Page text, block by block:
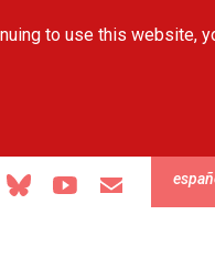
to use this website,